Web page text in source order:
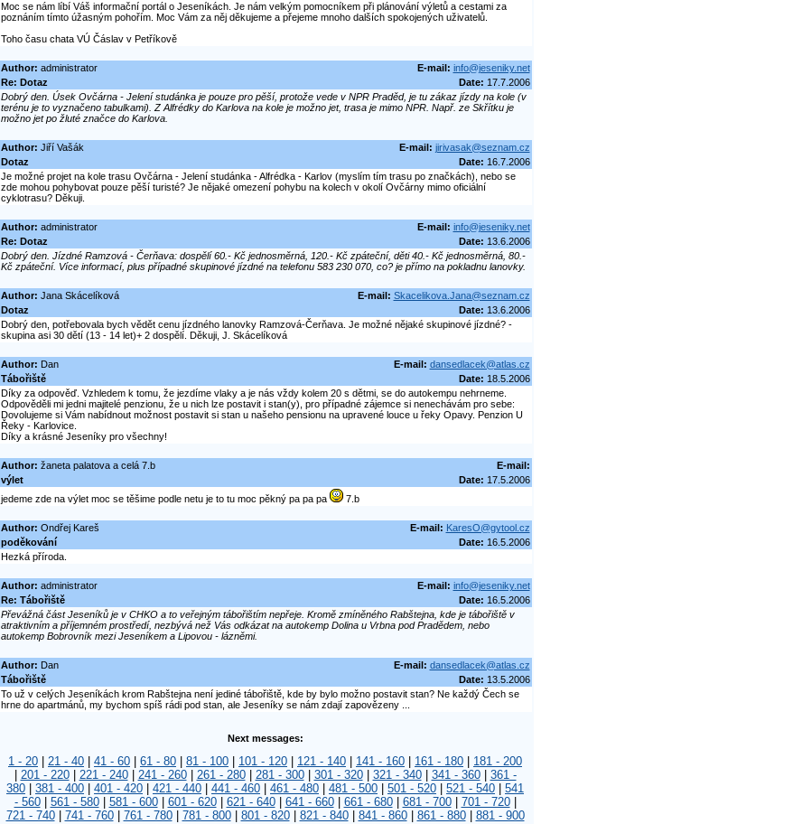
Moc se nám líbí Váš informační portál o Jeseníkách. Je nám velkým pomocníkem při plánování výletů a cestami za
poznáním tímto úžasným pohořím. Moc Vám za něj děkujeme a přejeme mnoho dalších spokojených uživatelů.
Toho času chata VÚ Čáslav v Petříkově
Author: administrator E-mail: info@jeseniky.net
Re: Dotaz
Date: 17.7.2006
Dobrý den. Úsek Ovčárna - Jelení studánka je pouze pro pěší, protože vede v NPR Praděd, je tu zákaz jízdy na kole (v
terénu je to vyznačeno tabulkami). Z Alfrédky do Karlova na kole je možno jet, trasa je mimo NPR. Např. ze Skřítku je
možno jet po žluté značce do Karlova.
Author: Jiří Vašák E-mail: jirivasak@seznam.cz
Dotaz
Date: 16.7.2006
Je možné projet na kole trasu Ovčárna - Jelení studánka - Alfrédka - Karlov (myslím tím trasu po značkách), nebo se
zde mohou pohybovat pouze pěší turisté? Je nějaké omezení pohybu na kolech v okolí Ovčárny mimo oficiální
cyklotrasu? Děkuji.
Author: administrator E-mail: info@jeseniky.net
Re: Dotaz
Date: 13.6.2006
Dobrý den. Jízdné Ramzová - Čerňava: dospělí 60.- Kč jednosměrná, 120.- Kč zpáteční, děti 40.- Kč jednosměrná, 80.-
Kč zpáteční. Více informací, plus případné skupinové jízdné na telefonu 583 230 070, co? je přímo na pokladnu lanovky.
Author: Jana Skácelíková E-mail: Skacelikova.Jana@seznam.cz
Dotaz
Date: 13.6.2006
Dobrý den, potřebovala bych vědět cenu jízdného lanovky Ramzová-Čerňava. Je možné nějaké skupinové jízdné? -
skupina asi 30 dětí (13 - 14 let)+ 2 dospělí. Děkuji, J. Skácelíková
Author: Dan E-mail: dansedlacek@atlas.cz
Tábořiště
Date: 18.5.2006
Díky za odpověď. Vzhledem k tomu, že jezdíme vlaky a je nás vždy kolem 20 s dětmi, se do autokempu nehrneme.
Odpověděli mi jedni majitelé penzionu, že u nich lze postavit i stan(y), pro případné zájemce si nenechávám pro sebe:
Dovolujeme si Vám nabídnout možnost postavit si stan u našeho pensionu na upravené louce u řeky Opavy. Penzion U
Řeky - Karlovice.
Díky a krásné Jeseníky pro všechny!
Author: žaneta palatova a celá 7.b
E-mail:
výlet
Date: 17.5.2006
jedeme zde na výlet moc se těšime podle netu je to tu moc pěkný pa pa pa
7.b
Author: Ondřej Kareš E-mail: KaresO@gytool.cz
poděkování
Date: 16.5.2006
Hezká příroda.
Author: administrator E-mail: info@jeseniky.net
Re: Tábořiště
Date: 16.5.2006
Převážná část Jeseníků je v CHKO a to veřejným tábořištím nepřeje. Kromě zmíněného Rabštejna, kde je tábořiště v
atraktivním a příjemném prostředí, nezbývá než Vás odkázat na autokemp Dolina u Vrbna pod Pradědem, nebo
autokemp Bobrovník mezi Jeseníkem a Lipovou - lázněmi.
Author: Dan E-mail: dansedlacek@atlas.cz
Tábořiště
Date: 13.5.2006
To už v celých Jeseníkách krom Rabštejna není jediné tábořiště, kde by bylo možno postavit stan? Ne každý Čech se
hrne do apartmánů, my bychom spíš rádi pod stan, ale Jeseníky se nám zdají zapovězeny ...
Next messages:
1 - 20 21 - 40 41 - 60 61 - 80 81 - 100 101 - 120 121 - 140 141 - 160 161 - 180
181 - 200
201 - 220| 221 - 240| 241 - 260| 261 - 280| 281 - 300| 301 - 320| 321 - 340| 341 - 360| 361 -
380
381 - 400 401 - 420 421 - 440 441 - 460 461 - 480 481 - 500 501 - 520 521 - 540
541
- 560| 561 - 580| 581 - 600| 601 - 620| 621 - 640| 641 - 660| 661 - 680| 681 - 700| 701 - 720|
721 - 740| 741 - 760| 761 - 780| 781 - 800| 801 - 820| 821 - 840| 841 - 860| 861 - 880| 881 - 900